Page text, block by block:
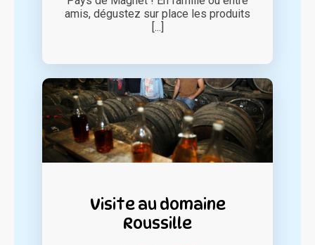
amis, dégustez sur place les produits
[...]
Visite au domaine
Roussille